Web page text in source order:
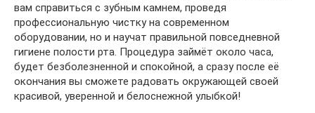
вам справиться с зубным камнем, проведя
профессиональную чистку на современном
оборудовании, но и научат правильной повседневной
гигиене полости рта. Процедура займёт около часа,
будет безболезненной и спокойной, а сразу после её
окончания вы сможете радовать окружающей своей
красивой, уверенной и белоснежной улыбкой!